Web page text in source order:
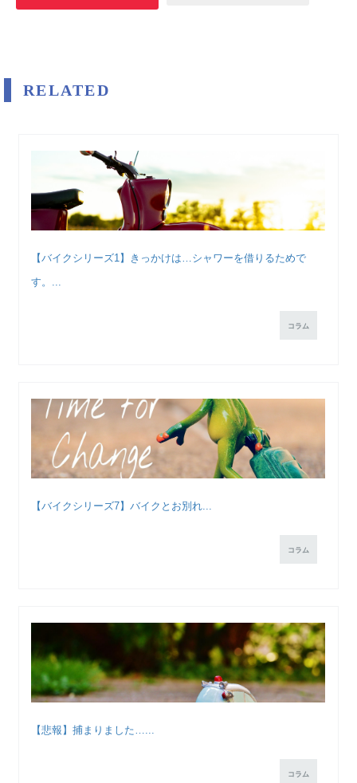
RELATED
【バイクシリーズ1】きっかけは…シャワーを借りるためで
す。...
コラム
【バイクシリーズ7】バイクとお別れ...
コラム
【悲報】捕まりました…...
コラム